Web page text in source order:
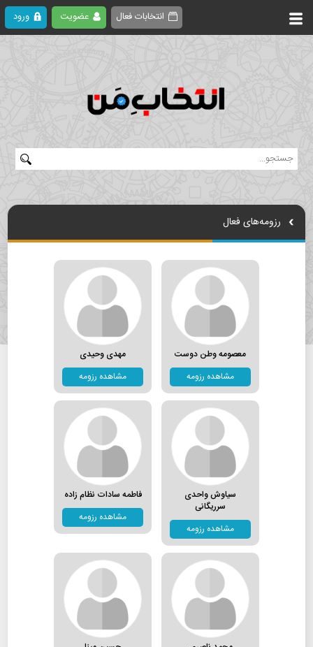
ورود عضویت انتخابات فعال
رزومه‌های فعال
معصومه وطن دوست
مشاهده رزومه
مهدی وحیدی
مشاهده رزومه
سیاوش واحدی
سرریگانی
مشاهده رزومه
فاطمه سادات نظام زاده
مشاهده رزومه